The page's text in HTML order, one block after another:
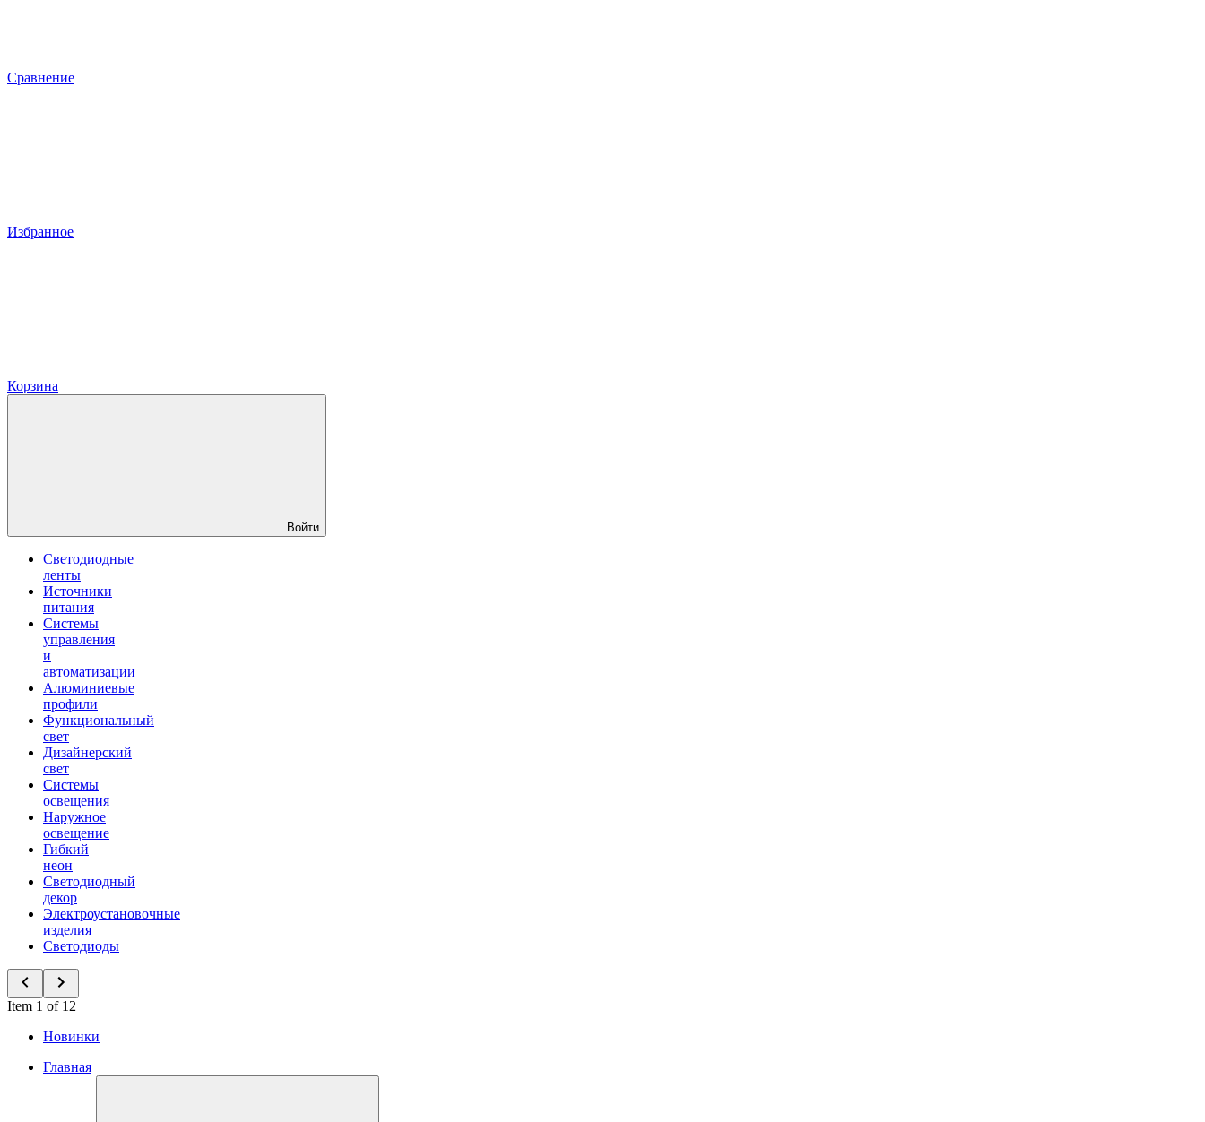
Сравнение
Избранное
Корзина
Войти
Светодиодные
ленты
Источники
питания
Системы
управления
и
автоматизации
Алюминиевые
профили
Функциональный
свет
Дизайнерский
свет
Системы
освещения
Наружное
освещение
Гибкий
неон
Светодиодный
декор
Электроустановочные
изделия
Светодиоды
Item 1 of 12
Новинки
Главная